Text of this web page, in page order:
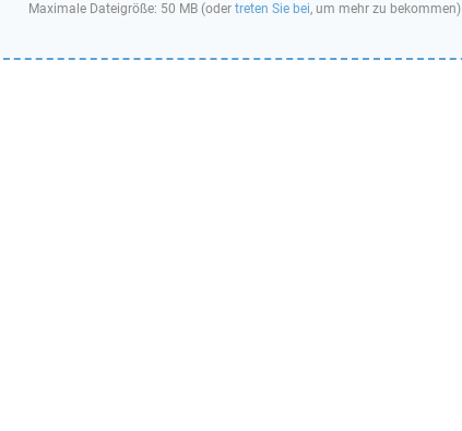
Maximale Dateigröße: 50 MB (oder treten Sie bei, um mehr zu bekommen)